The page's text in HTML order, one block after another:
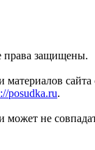
права защищены.
сайта
posudka.ru.
может не